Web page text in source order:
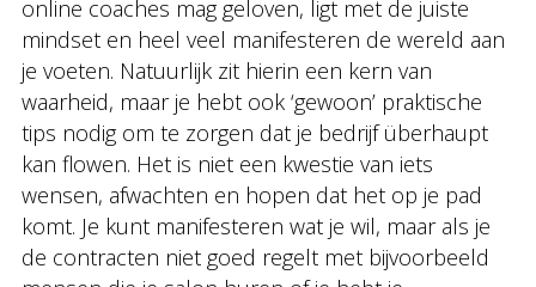
online coaches mag geloven, ligt met de juiste
mindset en heel veel manifesteren de wereld aan
je voeten. Natuurlijk zit hierin een kern van
waarheid, maar je hebt ook ‘gewoon’ praktische
tips nodig om te zorgen dat je bedrijf überhaupt
kan flowen. Het is niet een kwestie van iets
wensen, afwachten en hopen dat het op je pad
komt. Je kunt manifesteren wat je wil, maar als je
de contracten niet goed regelt met bijvoorbeeld